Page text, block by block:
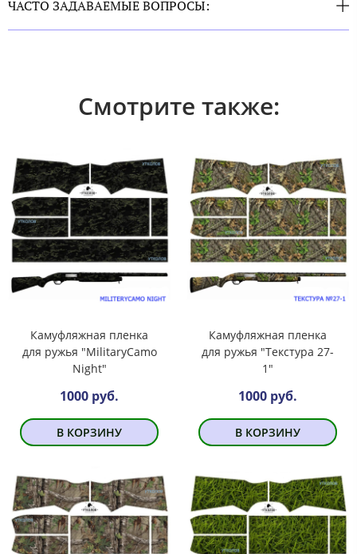
ЧАСТО ЗАДАВАЕМЫЕ ВОПРОСЫ:
Смотрите также:
Камуфляжная пленка
для ружья "MilitаryCamo
Night"
1000 руб.
В КОРЗИНУ
Камуфляжная пленка
для ружья "Текстура 27-
1"
1000 руб.
В КОРЗИНУ